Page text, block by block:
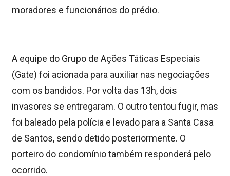
moradores e funcionários do prédio.
A equipe do Grupo de Ações Táticas Especiais
(Gate) foi acionada para auxiliar nas negociações
com os bandidos. Por volta das 13h, dois
invasores se entregaram. O outro tentou fugir, mas
foi baleado pela polícia e levado para a Santa Casa
de Santos, sendo detido posteriormente. O
porteiro do condomínio também responderá pelo
ocorrido.